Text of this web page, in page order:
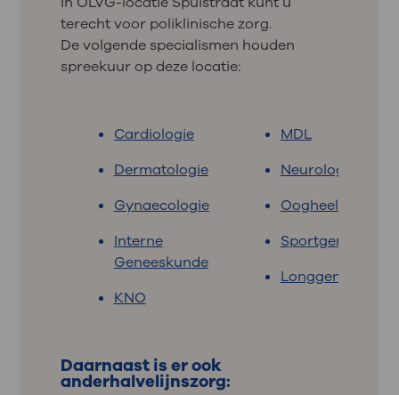
terecht voor poliklinische zorg.
De volgende specialismen houden
spreekuur op deze locatie:
Cardiologie
Dermatologie
Gynaecologie
Interne
Geneeskunde
KNO
MDL
Neurologie
Oogheelkunde
Daarnaast is er ook
anderhalvelijnszorg: